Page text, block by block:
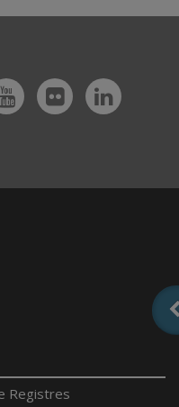
YoutubeFlickr
Registres